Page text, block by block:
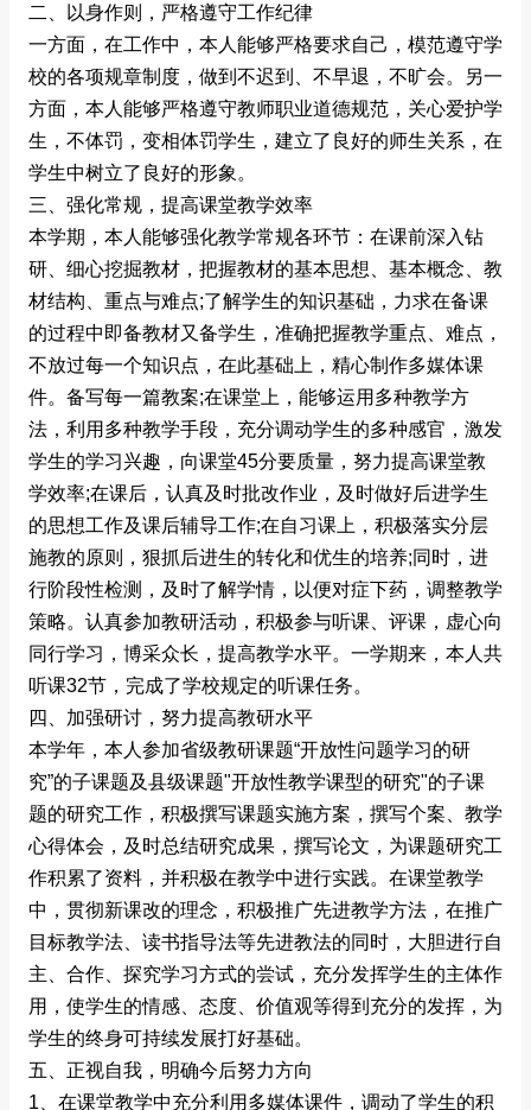
二、以身作则，严格遵守工作纪律
一方面，在工作中，本人能够严格要求自己，模范遵守学
校的各项规章制度，做到不迟到、不早退，不旷会。另一
方面，本人能够严格遵守教师职业道德规范，关心爱护学
生，不体罚，变相体罚学生，建立了良好的师生关系，在
学生中树立了良好的形象。
三、强化常规，提高课堂教学效率
本学期，本人能够强化教学常规各环节：在课前深入钻
研、细心挖掘教材，把握教材的基本思想、基本概念、教
材结构、重点与难点;了解学生的知识基础，力求在备课
的过程中即备教材又备学生，准确把握教学重点、难点，
不放过每一个知识点，在此基础上，精心制作多媒体课
件。备写每一篇教案;在课堂上，能够运用多种教学方
法，利用多种教学手段，充分调动学生的多种感官，激发
学生的学习兴趣，向课堂45分要质量，努力提高课堂教
学效率;在课后，认真及时批改作业，及时做好后进学生
的思想工作及课后辅导工作;在自习课上，积极落实分层
施教的原则，狠抓后进生的转化和优生的培养;同时，进
行阶段性检测，及时了解学情，以便对症下药，调整教学
策略。认真参加教研活动，积极参与听课、评课，虚心向
同行学习，博采众长，提高教学水平。一学期来，本人共
听课32节，完成了学校规定的听课任务。
四、加强研讨，努力提高教研水平
本学年，本人参加省级教研课题“开放性问题学习的研
究”的子课题及县级课题"开放性教学课型的研究"的子课
题的研究工作，积极撰写课题实施方案，撰写个案、教学
心得体会，及时总结研究成果，撰写论文，为课题研究工
作积累了资料，并积极在教学中进行实践。在课堂教学
中，贯彻新课改的理念，积极推广先进教学方法，在推广
目标教学法、读书指导法等先进教法的同时，大胆进行自
主、合作、探究学习方式的尝试，充分发挥学生的主体作
用，使学生的情感、态度、价值观等得到充分的发挥，为
学生的终身可持续发展打好基础。
五、正视自我，明确今后努力方向
1、在课堂教学中充分利用多媒体课件，调动了学生的积